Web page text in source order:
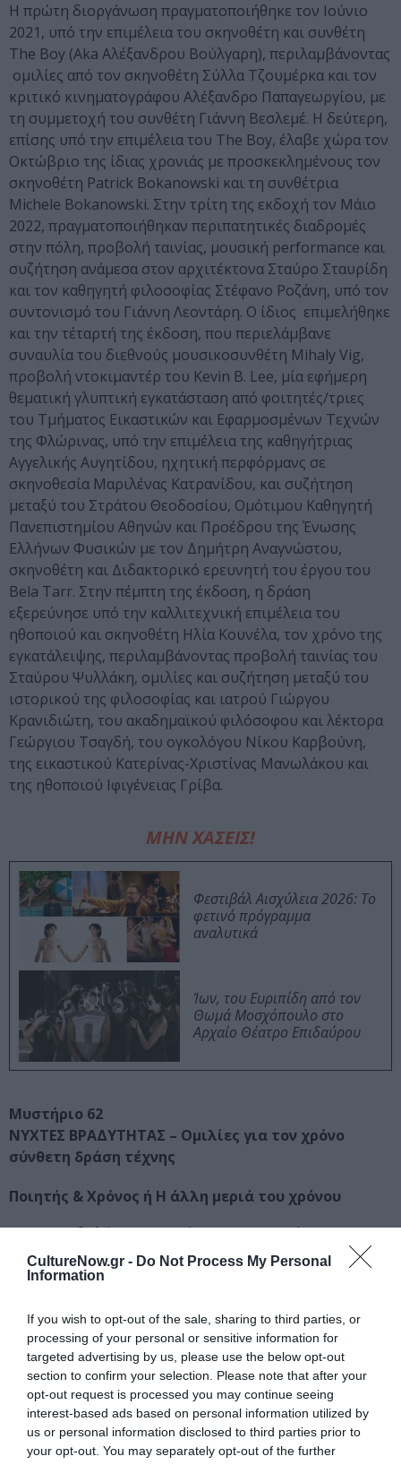
CultureNow.gr - Do Not Process My Personal
Information
If you wish to opt-out of the sale, sharing to third parties, or
processing of your personal or sensitive information for
targeted advertising by us, please use the below opt-out
section to confirm your selection. Please note that after your
opt-out request is processed you may continue seeing
interest-based ads based on personal information utilized by
us or personal information disclosed to third parties prior to
your opt-out. You may separately opt-out of the further
Η πρώτη διοργάνωση πραγματοποιήθηκε τον Ιούνιο
2021, υπό την επιμέλεια του σκηνοθέτη και συνθέτη
The Boy (Aka Αλέξανδρου Βούλγαρη), περιλαμβάνοντας
ομιλίες από τον σκηνοθέτη Σύλλα Τζουμέρκα και τον
κριτικό κινηματογράφου Αλέξανδρο Παπαγεωργίου, με
τη συμμετοχή του συνθέτη Γιάννη Βεσλεμέ. Η δεύτερη,
επίσης υπό την επιμέλεια του The Boy, έλαβε χώρα τον
Οκτώβριο της ίδιας χρονιάς με προσκεκλημένους τον
σκηνοθέτη Patrick Bokanowski και τη συνθέτρια
Michele Bokanowski. Στην τρίτη της εκδοχή τον Μάιο
2022, πραγματοποιήθηκαν περιπατητικές διαδρομές
στην πόλη, προβολή ταινίας, μουσική performance και
συζήτηση ανάμεσα στον αρχιτέκτονα Σταύρο Σταυρίδη
και τον καθηγητή φιλοσοφίας Στέφανο Ροζάνη, υπό τον
συντονισμό του Γιάννη Λεοντάρη. Ο ίδιος επιμελήθηκε
και την τέταρτή της έκδοση, που περιελάμβανε
συναυλία του διεθνούς μουσικοσυνθέτη Mihaly Vig,
προβολή ντοκιμαντέρ του Kevin B. Lee, μία εφήμερη
θεματική γλυπτική εγκατάσταση από φοιτητές/τριες
του Τμήματος Εικαστικών και Εφαρμοσμένων Τεχνών
της Φλώρινας, υπό την επιμέλεια της καθηγήτριας
Αγγελικής Αυγητίδου, ηχητική περφόρμανς σε
σκηνοθεσία Μαριλένας Κατρανίδου, και συζήτηση
μεταξύ του Στράτου Θεοδοσίου, Ομότιμου Καθηγητή
Πανεπιστημίου Αθηνών και Προέδρου της Ένωσης
Ελλήνων Φυσικών με τον Δημήτρη Αναγνώστου,
σκηνοθέτη και Διδακτορικό ερευνητή του έργου του
Bela Tarr. Στην πέμπτη της έκδοση, η δράση
εξερεύνησε υπό την καλλιτεχνική επιμέλεια του
ηθοποιού και σκηνοθέτη Ηλία Κουνέλα, τον χρόνο της
εγκατάλειψης, περιλαμβάνοντας προβολή ταινίας του
Σταύρου Ψυλλάκη, ομιλίες και συζήτηση μεταξύ του
ιστορικού της φιλοσοφίας και ιατρού Γιώργου
Κρανιδιώτη, του ακαδημαϊκού φιλόσοφου και λέκτορα
Γεώργιου Τσαγδή, του ογκολόγου Νίκου Καρβούνη,
της εικαστικού Κατερίνας-Χριστίνας Μανωλάκου και
της ηθοποιού Ιφιγένειας Γρίβα.
ΜΗΝ ΧΑΣΕΙΣ!
Φεστιβάλ Αισχύλεια 2026: Το
φετινό πρόγραμμα
αναλυτικά
Ίων, του Ευριπίδη από τον
Θωμά Μοσχόπουλο στο
Αρχαίο Θέατρο Επιδαύρου
Μυστήριο 62
ΝΥΧΤΕΣ ΒΡΑΔΥΤΗΤΑΣ – Ομιλίες για τον χρόνο
σύνθετη δράση τέχνης
Ποιητής & Χρόνος ή Η άλλη μεριά του χρόνου
Προβολή ντοκιμαντέρ «Η Επιστροφή του Ε.Χ.
Ομιλίες – Συζήτηση με τον πολυσχιδή στοχαστή
αστροφυσικό και Πρόεδρο του Εθνικού
Αστεροσκοπείου
Επιμέλεια δράσης:Ηλίας Κουνέλας
Οργάνωση – Εκτέλεση Παραγωγής:Ελένη Μπερντέ –
“Logline”
Photo Credit: Μυστήριο 62 ΝΥΧΤΕΣ ΒΡΑΔΥΤΗΤΑΣ Ι Credit: John